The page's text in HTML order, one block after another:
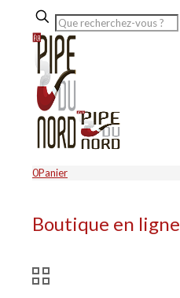
0Panier
Boutique en ligne